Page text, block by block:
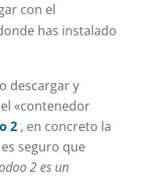
con el
has instalado
descargar y
«contenedor
2 , en concreto la
seguro que
2 es un